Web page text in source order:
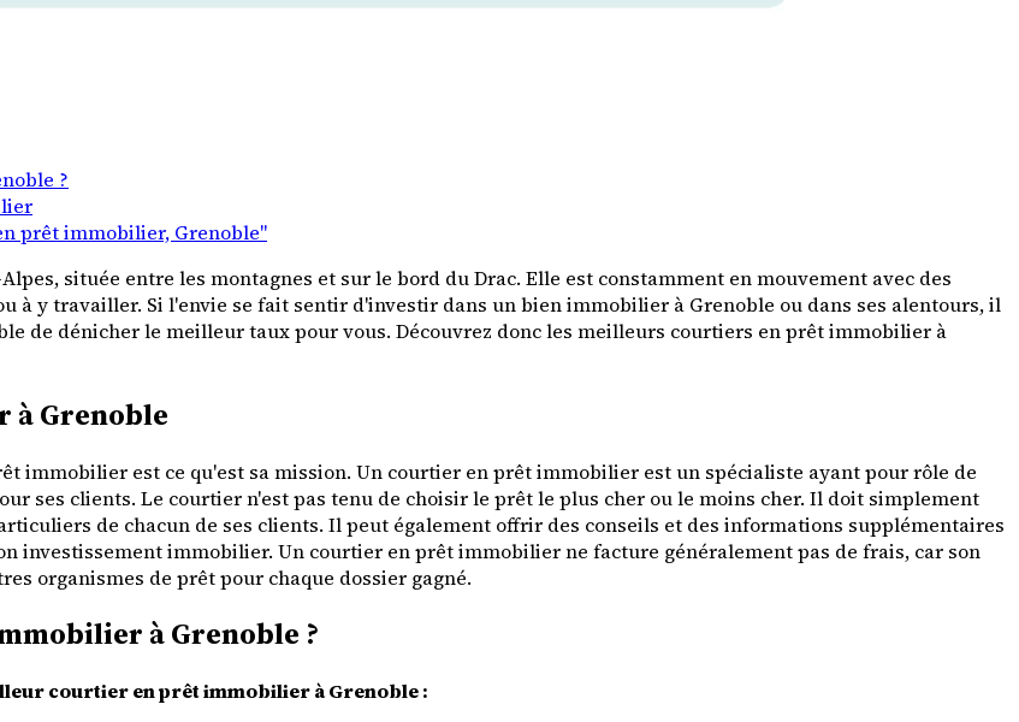
?
prêt immobilier, Grenoble"
située entre les montagnes et sur le bord du Drac. Elle est constamment en mouvement avec des
à y travailler. Si l'envie se fait sentir d'investir dans un bien immobilier à Grenoble ou dans ses alentours, il
de dénicher le meilleur taux pour vous. Découvrez donc les meilleurs courtiers en prêt immobilier à
à Grenoble
immobilier est ce qu'est sa mission. Un courtier en prêt immobilier est un spécialiste ayant pour rôle de
ses clients. Le courtier n'est pas tenu de choisir le prêt le plus cher ou le moins cher. Il doit simplement
de chacun de ses clients. Il peut également offrir des conseils et des informations supplémentaires
investissement immobilier. Un courtier en prêt immobilier ne facture généralement pas de frais, car son
organismes de prêt pour chaque dossier gagné.
à Grenoble ?
courtier en prêt immobilier à Grenoble :